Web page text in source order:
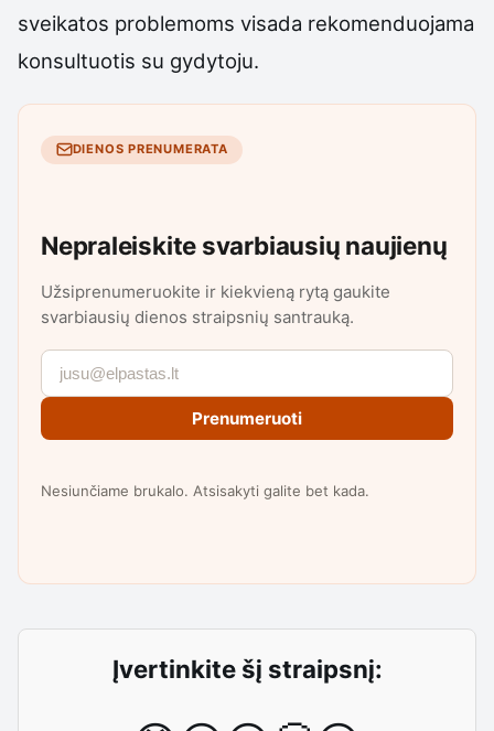
sveikatos problemoms visada rekomenduojama
konsultuotis su gydytoju.
DIENOS PRENUMERATA
Nepraleiskite svarbiausių naujienų
Užsiprenumeruokite ir kiekvieną rytą gaukite
svarbiausių dienos straipsnių santrauką.
Prenumeruoti
Nesiunčiame brukalo. Atsisakyti galite bet kada.
Įvertinkite šį straipsnį: